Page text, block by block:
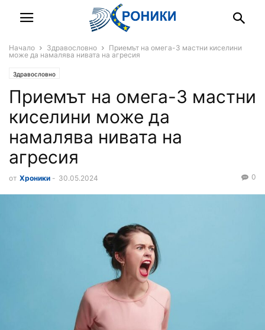
Начало Здравословно
Приемът на омега-3 мастни киселини
може да намалява нивата на агресия
Здравословно
Приемът на омега-3 мастни
киселини може да
намалява нивата на
агресия
от Хроники - 30.05.2024 0